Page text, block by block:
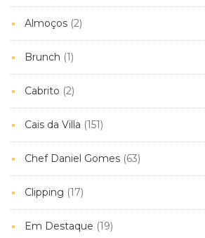
Almoços (2)
Brunch (1)
Cabrito (2)
Cais da Villa (151)
Chef Daniel Gomes (63)
Clipping (17)
Em Destaque (19)